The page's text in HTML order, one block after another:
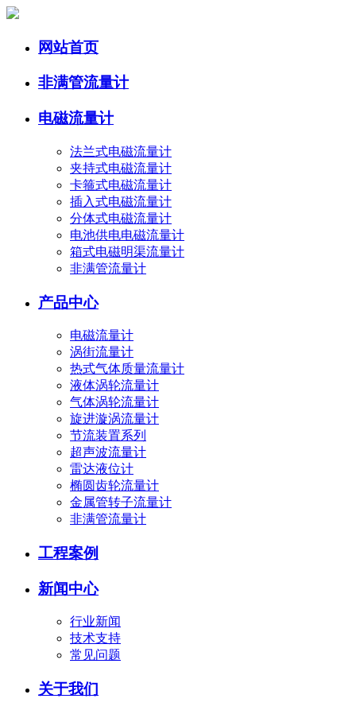
网站首页
非满管流量计
电磁流量计
法兰式电磁流量计
夹持式电磁流量计
卡箍式电磁流量计
插入式电磁流量计
分体式电磁流量计
电池供电电磁流量计
箱式电磁明渠流量计
非满管流量计
产品中心
电磁流量计
涡街流量计
热式气体质量流量计
液体涡轮流量计
气体涡轮流量计
旋进漩涡流量计
节流装置系列
超声波流量计
雷达液位计
椭圆齿轮流量计
金属管转子流量计
非满管流量计
工程案例
新闻中心
行业新闻
技术支持
常见问题
关于我们